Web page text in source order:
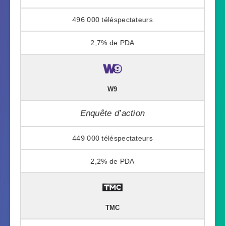
496 000
2,7%
W9
Enquête d’action
449 000
2,2%
TMC